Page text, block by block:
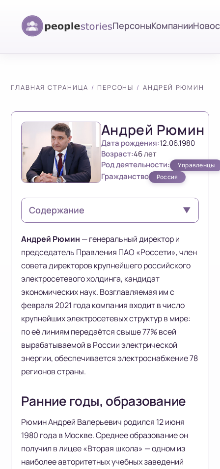
ПерсоныКомпании
ГЛАВНАЯ СТРАНИЦА ПЕРСОНЫ АНДРЕЙ РЮМИН
Андрей Рюмин
Дата рождения:12.06.1980
Возраст:46 лет
Род деятельности:
Управленцы
Гражданство Россия
Содержание ▼
Андрей Рюмин — генеральный директор и
председатель Правления ПАО «Россети», член
совета директоров крупнейшего российского
электросетевого холдинга, кандидат
экономических наук. Возглавляемая им с
февраля 2021 года компания входит в число
крупнейших электросетевых структур в мире:
по её линиям передаётся свыше 77% всей
вырабатываемой в России электрической
энергии, обеспечивается электроснабжение 78
регионов страны.
Ранние годы, образование
Рюмин Андрей Валерьевич родился 12 июня
1980 года в Москве. Среднее образование он
получил в лицее «Вторая школа» — одном из
наиболее авторитетных учебных заведений